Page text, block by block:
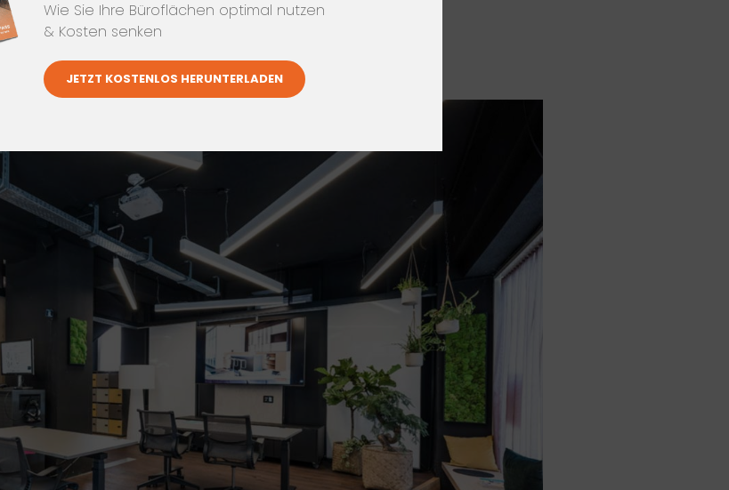
Wie Sie Ihre Büroflächen optimal nutzen
& Kosten senken
JETZT KOSTENLOS HERUNTERLADEN